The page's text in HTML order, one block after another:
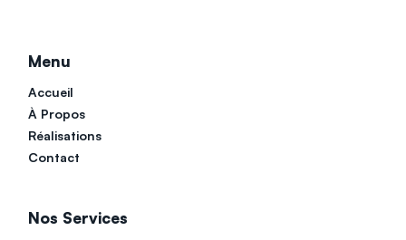
Menu
Accueil
À Propos
Réalisations
Contact
Nos Services